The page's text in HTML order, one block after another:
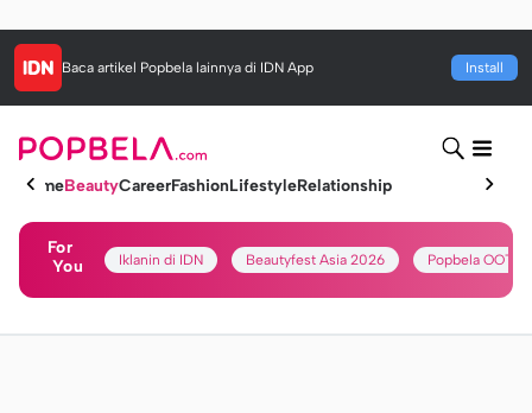
Baca artikel Popbela lainnya di IDN App Install
HomeBeautyCareerFashionLifestyleRelationship
For
You
Iklanin di IDN Beautyfest Asia 2026 Popbela OOTD